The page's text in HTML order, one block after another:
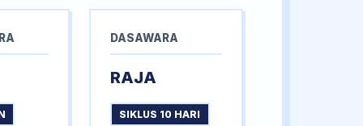
DASAWARA
RAJA
SIKLUS 10 HARI